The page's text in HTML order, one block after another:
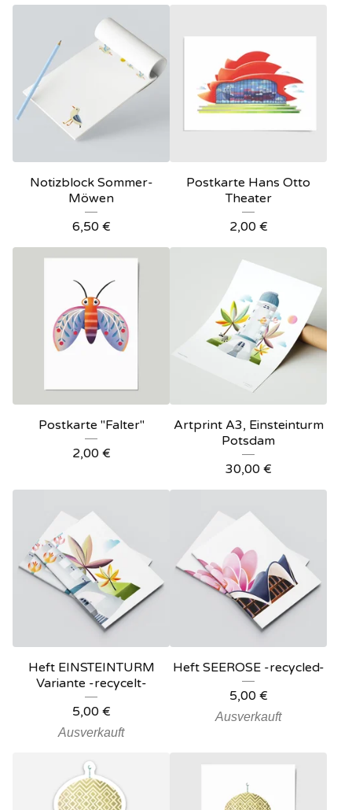
Notizblock Sommer-
Möwen
6,50 €
Postkarte Hans Otto
Theater
2,00 €
Postkarte "Falter"
2,00 €
Artprint A3, Einsteinturm
Potsdam
30,00 €
Heft EINSTEINTURM
Variante -recycelt-
5,00 €
Ausverkauft
Heft SEEROSE -recycled-
5,00 €
Ausverkauft